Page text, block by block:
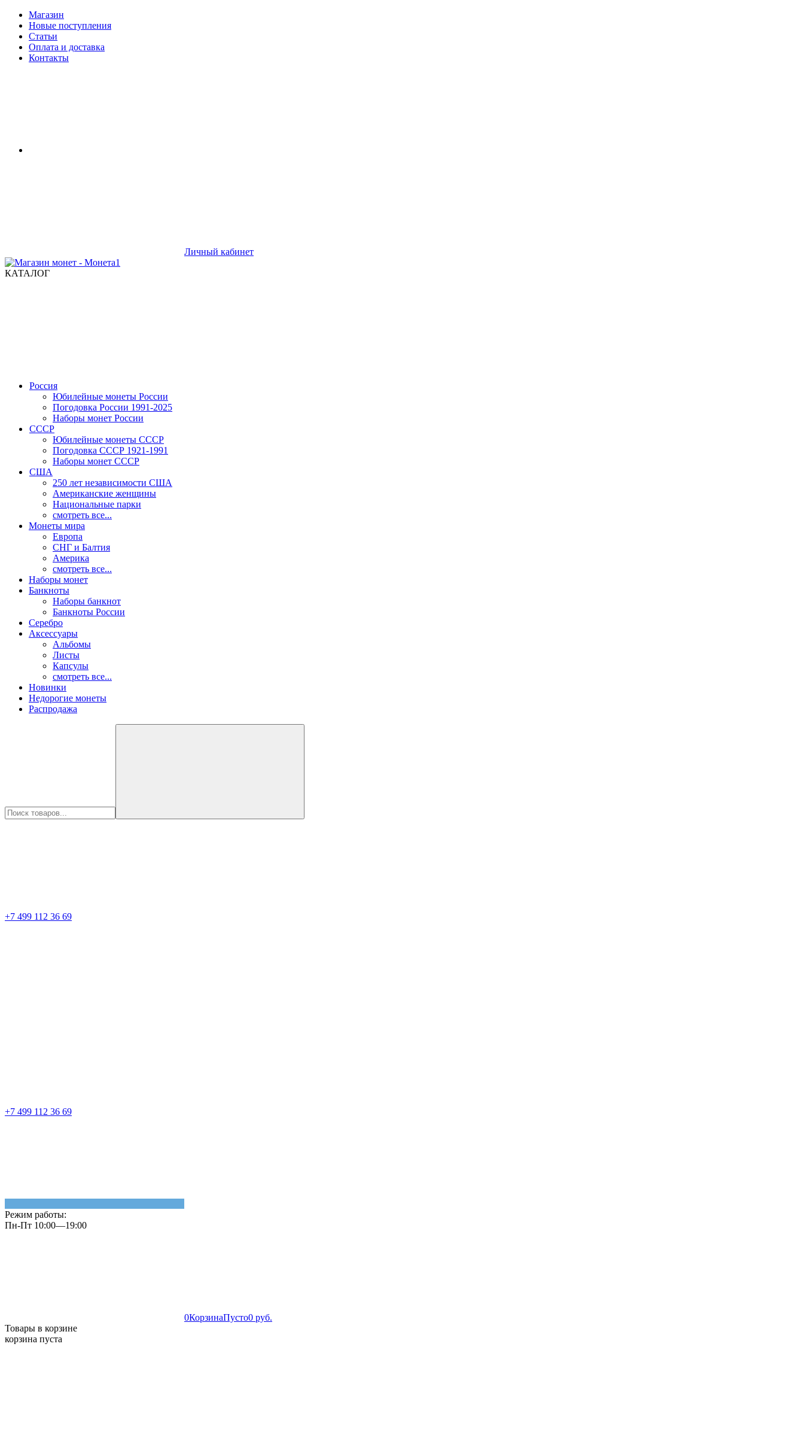
Магазин
Новые поступления
Статьи
Оплата и доставка
Контакты
Личный кабинет
КАТАЛОГ
Россия
Юбилейные монеты России
Погодовка России 1991-2025
Наборы монет России
СССР
Юбилейные монеты СССР
Погодовка СССР 1921-1991
Наборы монет СССР
США
250 лет независимости США
Американские женщины
Национальные парки
смотреть все...
Монеты мира
Европа
СНГ и Балтия
Америка
смотреть все...
Наборы монет
Банкноты
Наборы банкнот
Банкноты России
Серебро
Аксессуары
Альбомы
Листы
Капсулы
смотреть все...
Новинки
Недорогие монеты
Распродажа
+7 499 112 36 69
+7 499 112 36 69
Режим работы:
Пн-Пт 10:00—19:00
0КорзинаПусто0 руб.
Товары в корзине
корзина пуста